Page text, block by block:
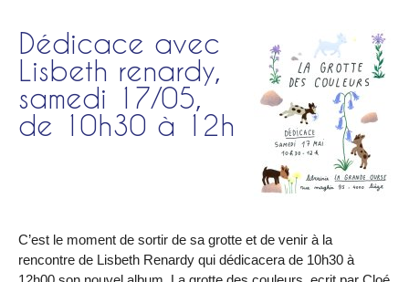
Dédicace avec
Lisbeth renardy,
samedi 17/05,
de 10h30 à 12h
C’est le moment de sortir de sa grotte et de venir à la
rencontre de Lisbeth Renardy qui dédicacera de 10h30 à